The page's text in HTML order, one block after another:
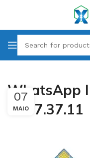
WhatsApp
at 07.37.11
07
MAIO